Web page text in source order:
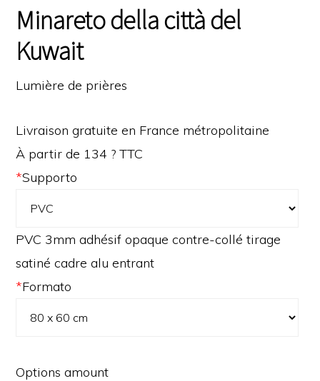
Minareto della città del
Kuwait
Lumière de prières
Livraison gratuite en France métropolitaine
À partir de 134 ? TTC
*Supporto
PVC 3mm adhésif opaque contre-collé tirage
satiné cadre alu entrant
*Formato
Options amount